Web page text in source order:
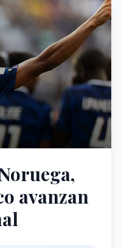
avanzan